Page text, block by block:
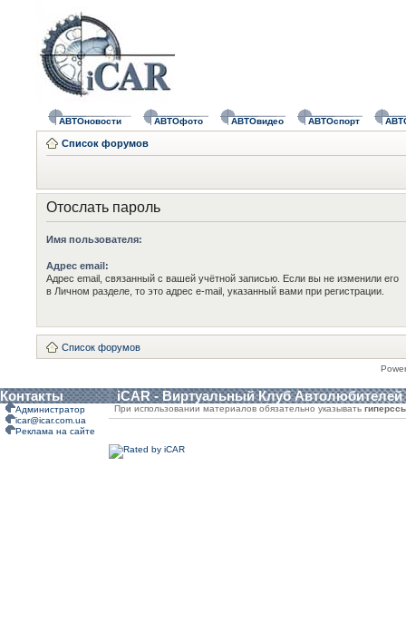
АВТОновости АВТОфото АВТОвидео АВТОспорт
Список форумов
Отослать пароль
Имя пользователя:
Адрес email:
Адрес email, связанный с вашей учётной записью. Если вы не изменили его
в Личном разделе, то это адрес e-mail, указанный вами при регистрации.
Список форумов
Контакты iCAR - Виртуальный Клуб Автолюбителей
Администратор
icar@icar.com.ua
Реклама на сайте
При использовании материалов обязательно указывать